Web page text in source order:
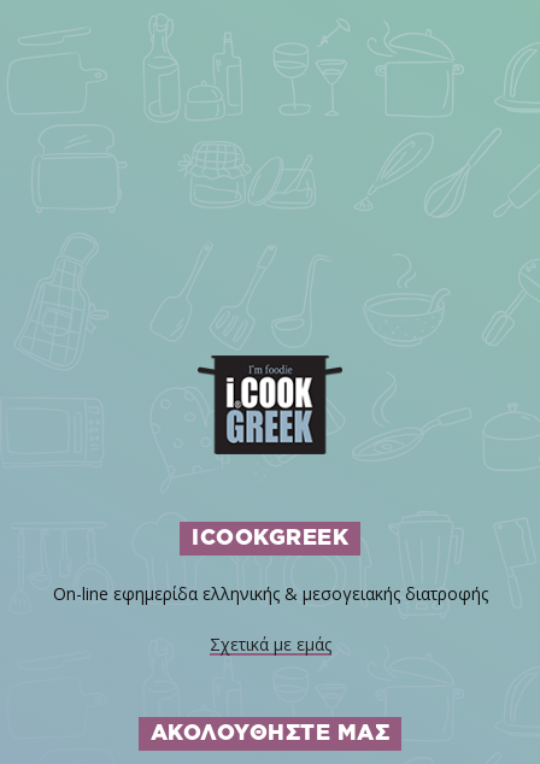
ICOOKGREEK
On-line εφημερίδα ελληνικής & μεσογειακής διατροφής
Σχετικά με εμάς
ΑΚΟΛΟΥΘΗΣΤΕ ΜΑΣ